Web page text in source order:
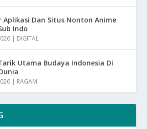
Dan Situs Nonton Anime
Indo
| DIGITAL
Utama Budaya Indonesia Di
| RAGAM